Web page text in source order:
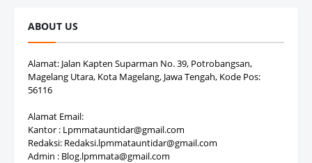
ABOUT US
Alamat: Jalan Kapten Suparman No. 39, Potrobangsan,
Magelang Utara, Kota Magelang, Jawa Tengah, Kode Pos:
56116
Alamat Email:
Kantor : Lpmmatauntidar@gmail.com
Redaksi: Redaksi.lpmmatauntidar@gmail.com
Admin : Blog.lpmmata@gmail.com